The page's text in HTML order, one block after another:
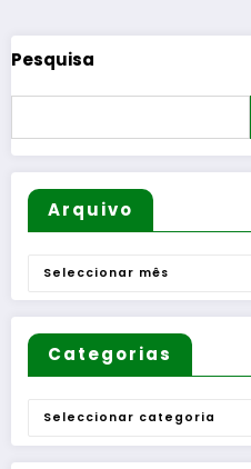
Pesquisa
Arquivo
Arquivo
Categorias
Categorias